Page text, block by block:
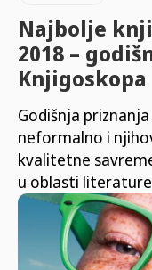
Najbolje
2018 –
Knjigoskopa
Godišnja
neformalno i
kvalitetne
u oblasti literature